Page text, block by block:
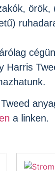
örök,
Harris
a linken.